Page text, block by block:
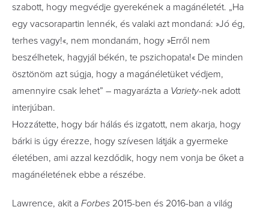
szabott, hogy megvédje gyerekének a magánéletét. „Ha
egy vacsorapartin lennék, és valaki azt mondaná: »Jó ég,
terhes vagy!«, nem mondanám, hogy »Erről nem
beszélhetek, hagyjál békén, te pszichopata!« De minden
ösztönöm azt súgja, hogy a magánéletüket védjem,
amennyire csak lehet” – magyarázta a Variety-nek adott
interjúban.
Hozzátette, hogy bár hálás és izgatott, nem akarja, hogy
bárki is úgy érezze, hogy szívesen látják a gyermeke
életében, ami azzal kezdődik, hogy nem vonja be őket a
magánéletének ebbe a részébe.
Lawrence, akit a Forbes 2015-ben és 2016-ban a világ